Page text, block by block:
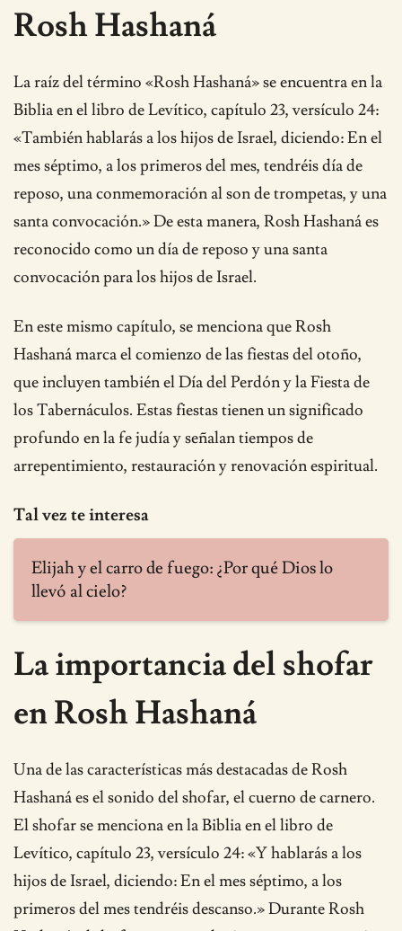
Rosh Hashaná
La raíz del término «Rosh Hashaná» se encuentra en la
Biblia en el libro de Levítico, capítulo 23, versículo 24:
«También hablarás a los hijos de Israel, diciendo: En el
mes séptimo, a los primeros del mes, tendréis día de
reposo, una conmemoración al son de trompetas, y una
santa convocación.» De esta manera, Rosh Hashaná es
reconocido como un día de reposo y una santa
convocación para los hijos de Israel.
En este mismo capítulo, se menciona que Rosh
Hashaná marca el comienzo de las fiestas del otoño,
que incluyen también el Día del Perdón y la Fiesta de
los Tabernáculos. Estas fiestas tienen un significado
profundo en la fe judía y señalan tiempos de
arrepentimiento, restauración y renovación espiritual.
Tal vez te interesa
Elijah y el carro de fuego: ¿Por qué Dios lo
llevó al cielo?
La importancia del shofar
en Rosh Hashaná
Una de las características más destacadas de Rosh
Hashaná es el sonido del shofar, el cuerno de carnero.
El shofar se menciona en la Biblia en el libro de
Levítico, capítulo 23, versículo 24: «Y hablarás a los
hijos de Israel, diciendo: En el mes séptimo, a los
primeros del mes tendréis descanso.» Durante Rosh